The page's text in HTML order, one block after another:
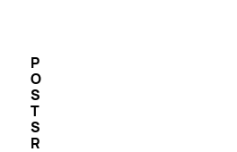
P
O
S
T
S
R